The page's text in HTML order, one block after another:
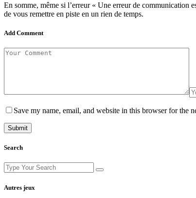
En somme, même si l’erreur « Une erreur de communication
de vous remettre en piste en un rien de temps.
Add Comment
Save my name, email, and website in this browser for the
Search
Search
for:
Autres jeux